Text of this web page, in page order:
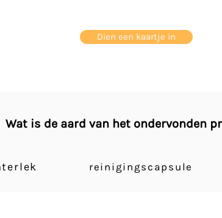
Dien een kaartje in
Wat is de aard van het ondervonden
reinigingscapsule